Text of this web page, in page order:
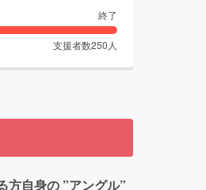
終了
支援者数250 人
方自身の ”アングル”